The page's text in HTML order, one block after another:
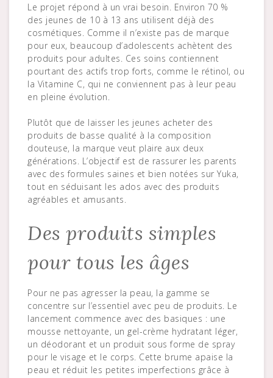
Le projet répond à un vrai besoin. Environ 70 %
des jeunes de 10 à 13 ans utilisent déjà des
cosmétiques. Comme il n’existe pas de marque
pour eux, beaucoup d’adolescents achètent des
produits pour adultes. Ces soins contiennent
pourtant des actifs trop forts, comme le rétinol, ou
la Vitamine C, qui ne conviennent pas à leur peau
en pleine évolution.
Plutôt que de laisser les jeunes acheter des
produits de basse qualité à la composition
douteuse, la marque veut plaire aux deux
générations. L’objectif est de rassurer les parents
avec des formules saines et bien notées sur Yuka,
tout en séduisant les ados avec des produits
agréables et amusants.
Des produits simples
pour tous les âges
Pour ne pas agresser la peau, la gamme se
concentre sur l’essentiel avec peu de produits. Le
lancement commence avec des basiques : une
mousse nettoyante, un gel-crème hydratant léger,
un déodorant et un produit sous forme de spray
pour le visage et le corps. Cette brume apaise la
peau et réduit les petites imperfections grâce à